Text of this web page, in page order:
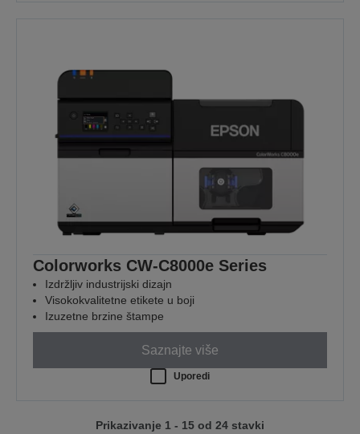
Colorworks CW-C8000e Series
Izdržljiv industrijski dizajn
Visokokvalitetne etikete u boji
Izuzetne brzine štampe
Saznajte više
Uporedi
Prikazivanje 1 - 15 od 24 stavki